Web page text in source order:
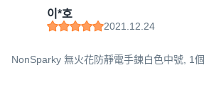
이*호
2021.12.24
NonSparky 無火花防靜電手鍊白色中號, 1個